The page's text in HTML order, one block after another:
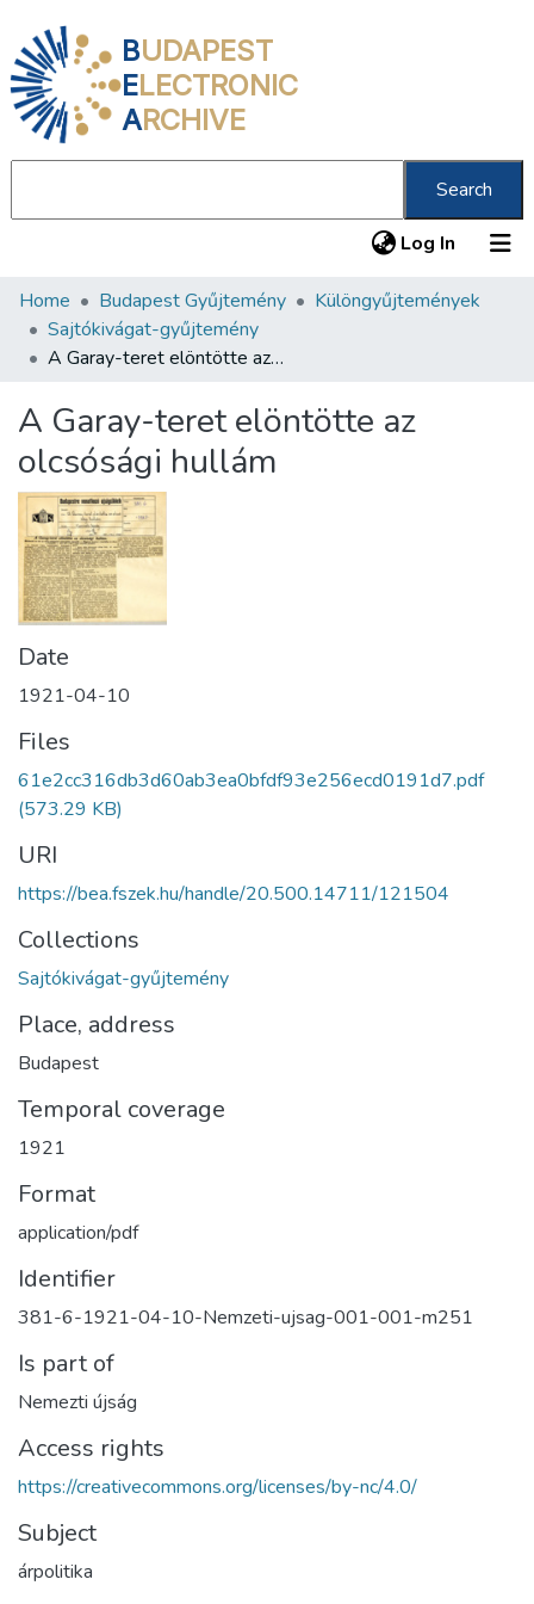
BUDAPEST
ELECTRONIC
ARCHIVE
Search
Log In (current)
Communities & Collections
All of DSpace
About us
Home Budapest Gyűjtemény
Különgyűjtemények
Sajtókivágat-gyűjtemény
A Garay-teret elöntötte az olcsósági hullám
A Garay-teret elöntötte az
olcsósági hullám
Date
1921-04-10
Files
61e2cc316db3d60ab3ea0bfdf93e256ecd0191d7.pdf
(573.29 KB)
URI
https://bea.fszek.hu/handle/20.500.14711/121504
Collections
Sajtókivágat-gyűjtemény
Place, address
Budapest
Temporal coverage
1921
Format
application/pdf
Identifier
381-6-1921-04-10-Nemzeti-ujsag-001-001-m251
Is part of
Nemezti újság
Access rights
https://creativecommons.org/licenses/by-nc/4.0/
Subject
árpolitika